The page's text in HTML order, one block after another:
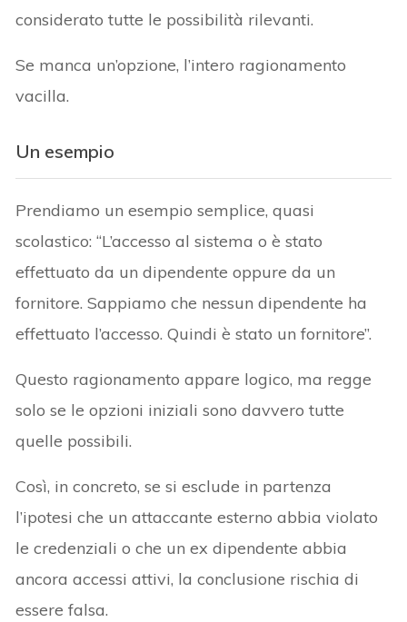
considerato tutte le possibilità rilevanti.
Se manca un’opzione, l’intero ragionamento
vacilla.
Un esempio
Prendiamo un esempio semplice, quasi
scolastico: “L’accesso al sistema o è stato
effettuato da un dipendente oppure da un
fornitore. Sappiamo che nessun dipendente ha
effettuato l’accesso. Quindi è stato un fornitore”.
Questo ragionamento appare logico, ma regge
solo se le opzioni iniziali sono davvero tutte
quelle possibili.
Così, in concreto, se si esclude in partenza
l’ipotesi che un attaccante esterno abbia violato
le credenziali o che un ex dipendente abbia
ancora accessi attivi, la conclusione rischia di
essere falsa.